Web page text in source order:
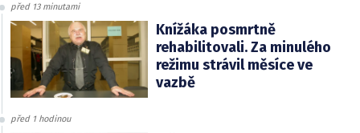
před 13 minutami
Knížáka posmrtně
rehabilitovali. Za minulého
režimu strávil měsíce ve
vazbě
před 1 hodinou